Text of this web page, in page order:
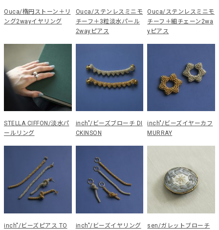
Ouca/楕円ストーン＋リ
ング2wayイヤリング
Ouca/ステンレスミニモ
チーフ＋3粒淡水パール
2wayピアス
Ouca/ステンレスミニモ
チーフ＋細チェーン2wa
yピアス
STELLA CIFFON/淡水パ
ールリング
inch"/ビーズブローチ DI
CKINSON
inch"/ビーズイヤーカフ
MURRAY
inch"/ビーズピアス TO
inch"/ビーズイヤリング
sen/ガレットブローチ